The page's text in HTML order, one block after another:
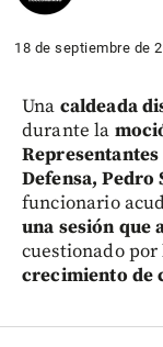
18 de septiembre de
Una caldeada
durante la
Representantes
Defensa, Pedro
funcionario
una sesión que
cuestionado por
crecimiento de